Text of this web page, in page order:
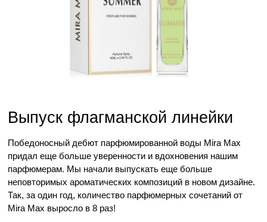
Выпуск флагманской линейки
Победоносный дебют парфюмированной воды Mira Max
придал еще больше уверенности и вдохновения нашим
парфюмерам. Мы начали выпускать еще больше
неповторимых ароматических композиций в новом дизайне.
Так, за один год, количество парфюмерных сочетаний от
Mira Max выросло в 8 раз!